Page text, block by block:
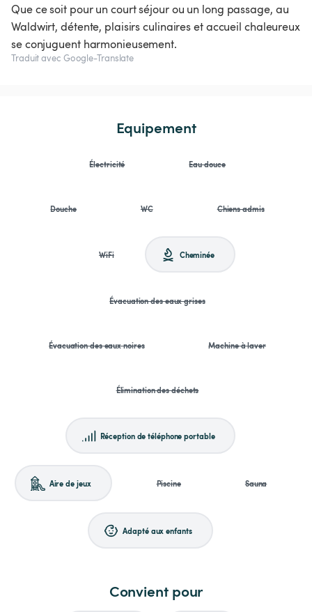
Que ce soit pour un court séjour ou un long passage, au
Waldwirt, détente, plaisirs culinaires et accueil chaleureux
se conjuguent harmonieusement.
Traduit avec Google-Translate
Equipement
Électricité Eau douce
Douche WC Chiens admis
WiFi Cheminée
Évacuation des eaux grises
Évacuation des eaux noires Machine à laver
Élimination des déchets
Réception de téléphone portable
Aire de jeux Piscine Sauna
Adapté aux enfants
Convient pour